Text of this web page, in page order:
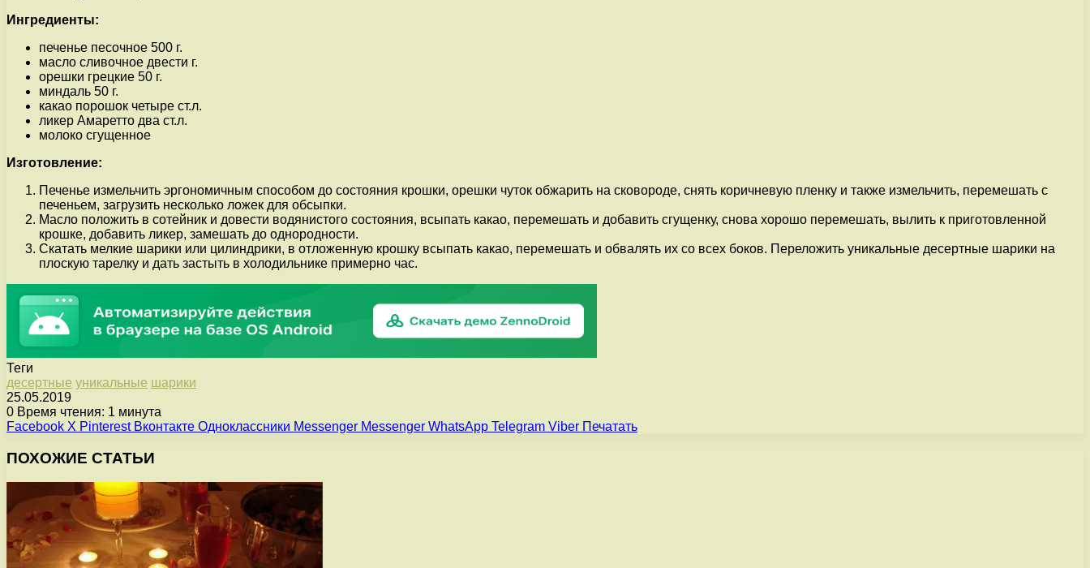
Ингредиенты:
печенье песочное 500 г.
масло сливочное двести г.
орешки грецкие 50 г.
миндаль 50 г.
какао порошок четыре ст.л.
ликер Амаретто два ст.л.
молоко сгущенное
Изготовление:
Печенье измельчить эргономичным способом до состояния крошки, орешки чуток обжарить на сковороде, снять коричневую пленку и также измельчить, перемешать с
печеньем, загрузить несколько ложек для обсыпки.
Масло положить в сотейник и довести водянистого состояния, всыпать какао, перемешать и добавить сгущенку, снова хорошо перемешать, вылить к приготовленной
крошке, добавить ликер, замешать до однородности.
Скатать мелкие шарики или цилиндрики, в отложенную крошку всыпать какао, перемешать и обвалять их со всех боков. Переложить уникальные десертные шарики на
плоскую тарелку и дать застыть в холодильнике примерно час.
Теги
десертные уникальные шарики
25.05.2019
0 Время чтения: 1 минута
Facebook X Pinterest Вконтакте Одноклассники Messenger Messenger WhatsApp Telegram Viber Печатать
ПОХОЖИЕ СТАТЬИ